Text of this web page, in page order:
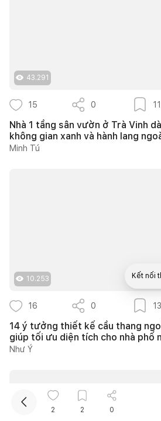
43.291
15 0 11
Nhà 1 tầng sân vườn ở Trà Vinh
không gian xanh và hành lang
Minh Tú
10.253
16 0 13
14 ý tưởng thiết kế cầu thang
giúp tối ưu diện tích cho nhà phố
Như Ý
2 2 0
Kết nối
Mua